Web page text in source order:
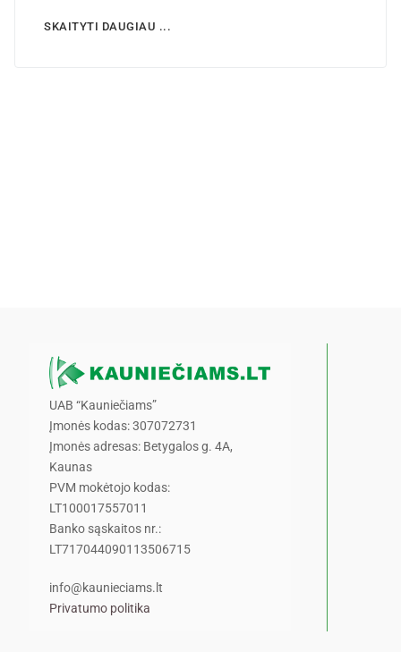
SKAITYTI DAUGIAU ...
UAB “Kauniečiams”
Įmonės kodas: 307072731
Įmonės adresas: Betygalos g. 4A,
Kaunas
PVM mokėtojo kodas:
LT100017557011
Banko sąskaitos nr.:
LT717044090113506715
info@kaunieciams.lt
Privatumo politika